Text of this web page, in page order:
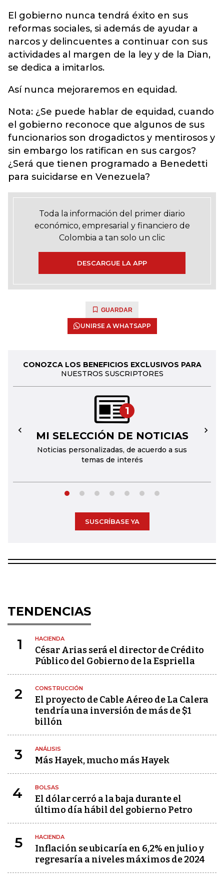
El gobierno nunca tendrá éxito en sus
reformas sociales, si además de ayudar a
narcos y delincuentes a continuar con sus
actividades al margen de la ley y de la Dian,
se dedica a imitarlos.
Así nunca mejoraremos en equidad.
Nota: ¿Se puede hablar de equidad, cuando
el gobierno reconoce que algunos de sus
funcionarios son drogadictos y mentirosos y
sin embargo los ratifican en sus cargos?
¿Será que tienen programado a Benedetti
para suicidarse en Venezuela?
Toda la información del primer diario
económico, empresarial y financiero de
Colombia a tan solo un clic
DESCARGUE LA APP
GUARDAR
UNIRSE A WHATSAPP
CONOZCA LOS BENEFICIOS EXCLUSIVOS PARA
NUESTROS SUSCRIPTORES
1
MI SELECCIÓN DE NOTICIAS
Noticias personalizadas, de acuerdo a sus
temas de interés
← →
SUSCRÍBASE YA
TENDENCIAS
1 HACIENDA
César Arias será el director de Crédito
Público del Gobierno de la Espriella
2 CONSTRUCCIÓN
El proyecto de Cable Aéreo de La Calera
tendría una inversión de más de $1
billón
3 ANÁLISIS
Más Hayek, mucho más Hayek
4 BOLSAS
El dólar cerró a la baja durante el
último día hábil del gobierno Petro
5 HACIENDA
Inflación se ubicaría en 6,2% en julio y
regresaría a niveles máximos de 2024